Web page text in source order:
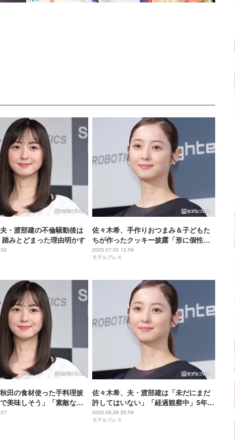
・渡部建の不倫騒動後は
みとどまった理由明かす
佐々木希、手作りおつまみ＆子どもた
ちが作ったクッキー披露「形に個性出
てる」「お酒進みそう」の声
2025.07.02 12:59
モデルプレス
田の食材使った手料理披
美味しそう」「素敵なキ
響
佐々木希、夫・渡部建は「未だにまだ
許してはいない」「経過観察中」5年前
の騒動初言及へ
2025.06.26 20:59
モデルプレス